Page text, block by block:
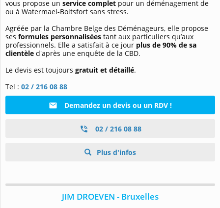
vous propose un service complet pour un déménagement de
ou à Watermael-Boitsfort sans stress.
Agréée par la Chambre Belge des Déménageurs, elle propose
ses formules personnalisées tant aux particuliers qu’aux
professionnels. Elle a satisfait à ce jour plus de 90% de sa
clientèle d'après une enquête de la CBD.
Le devis est toujours gratuit et détaillé.
Tel : 02 / 216 08 88
Demandez un devis ou un RDV !
02 / 216 08 88
Plus d'infos
JIM DROEVEN - Bruxelles